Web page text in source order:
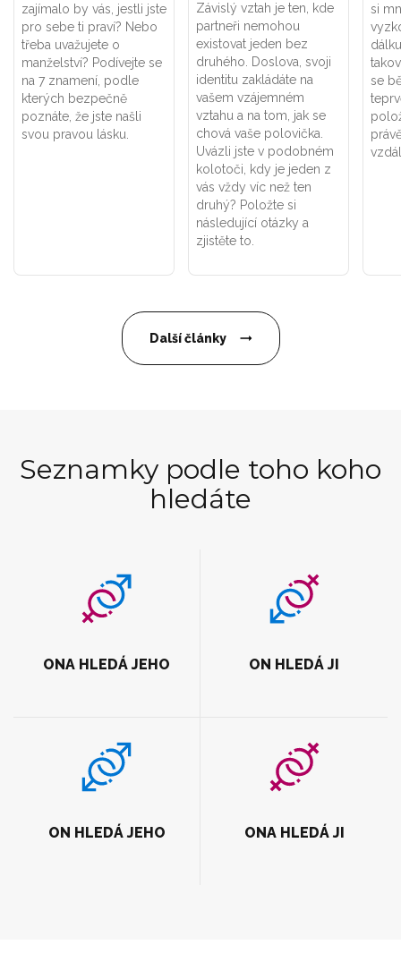
zajímalo by vás, jestli jste
pro sebe ti praví? Nebo
třeba uvažujete o
manželství? Podívejte se
na 7 znamení, podle
kterých bezpečně
poznáte, že jste našli
svou pravou lásku.
Závislý vztah je ten, kde
partneři nemohou
existovat jeden bez
druhého. Doslova, svoji
identitu zakládáte na
vašem vzájemném
vztahu a na tom, jak se
chová vaše polovička.
Uvázli jste v podobném
kolotoči, kdy je jeden z
vás vždy víc než ten
druhý? Položte si
následující otázky a
zjistěte to.
si
se
Další články
Seznamky podle toho koho
hledáte
ONA HLEDÁ JEHO ON HLEDÁ JI
ON HLEDÁ JEHO ONA HLEDÁ JI